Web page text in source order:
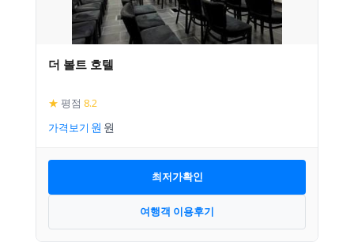
더 볼트 호텔
★ 평점 8.2
가격보기
최저가확인
여행객 이용후기